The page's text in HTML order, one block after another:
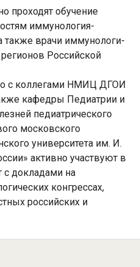
проходят обучение
иммунология-
также врачи иммунологи-
Российской
с коллегами НМИЦ ДГОИ
кафедры Педиатрии и
педиатрического
московского
университета им. И.
активно участвуют в
с докладами на
конгрессах,
российских и